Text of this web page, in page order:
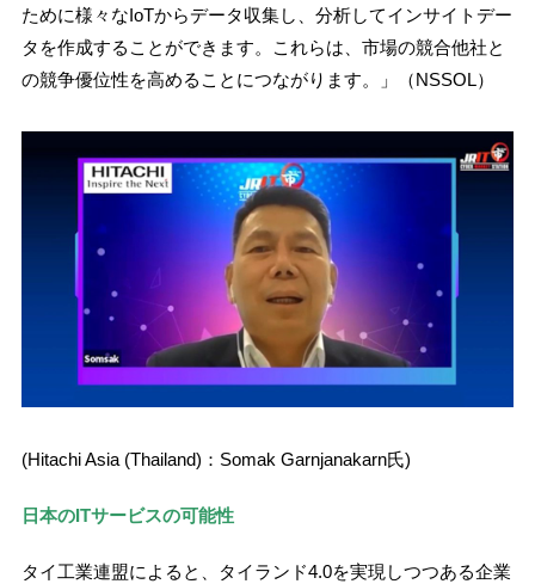
ために様々なIoTからデータ収集し、分析してインサイトデー
タを作成することができます。これらは、市場の競合他社と
の競争優位性を高めることにつながります。」（NSSOL）
(Hitachi Asia (Thailand)：Somak Garnjanakarn氏)
日本のITサービスの可能性
タイ工業連盟によると、タイランド4.0を実現しつつある企業